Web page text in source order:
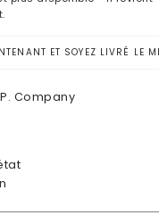
ET SOYEZ LIVRÉ LE
Company